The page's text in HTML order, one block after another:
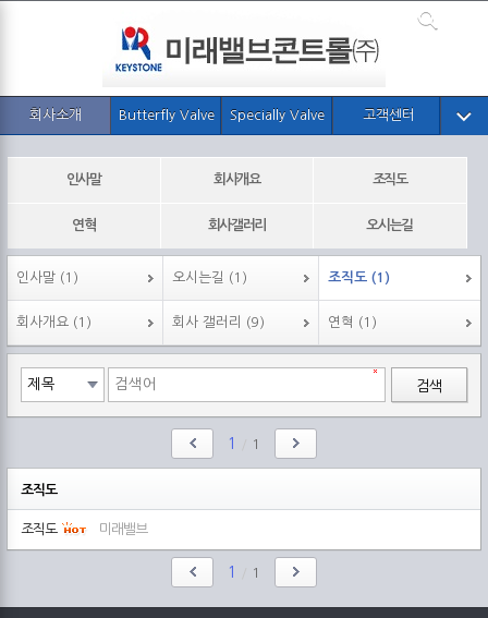
회사소개 Butterfly Valve Specially Valve 고객센터
인사말 회사개요 조직도
연혁 회사갤러리 오시는길
인사말 (1) 오시는길 (1) 조직도 (1)
회사개요 (1) 회사 갤러리 (9) 연혁 (1)
검색
1 1
조직도
조직도 미래밸브
1 1